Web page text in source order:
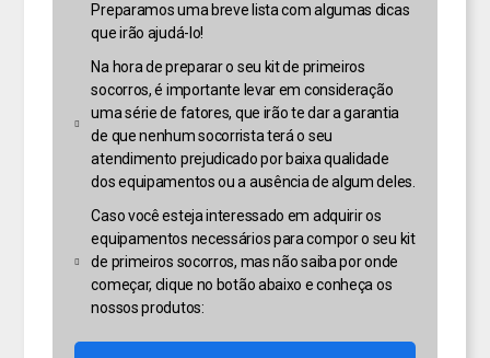
Preparamos uma breve lista com algumas dicas
que irão ajudá-lo!
Na hora de preparar o seu kit de primeiros
socorros, é importante levar em consideração
uma série de fatores, que irão te dar a garantia
de que nenhum socorrista terá o seu
atendimento prejudicado por baixa qualidade
dos equipamentos ou a ausência de algum deles.
Caso você esteja interessado em adquirir os
equipamentos necessários para compor o seu kit
de primeiros socorros, mas não saiba por onde
começar, clique no botão abaixo e conheça os
nossos produtos: